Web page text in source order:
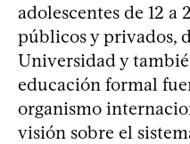
adolescentes de 12 a
públicos y privados,
Universidad y
educación formal
organismo
visión sobre el